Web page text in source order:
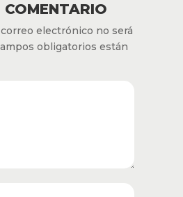
COMENTARIO
electrónico no será
obligatorios están